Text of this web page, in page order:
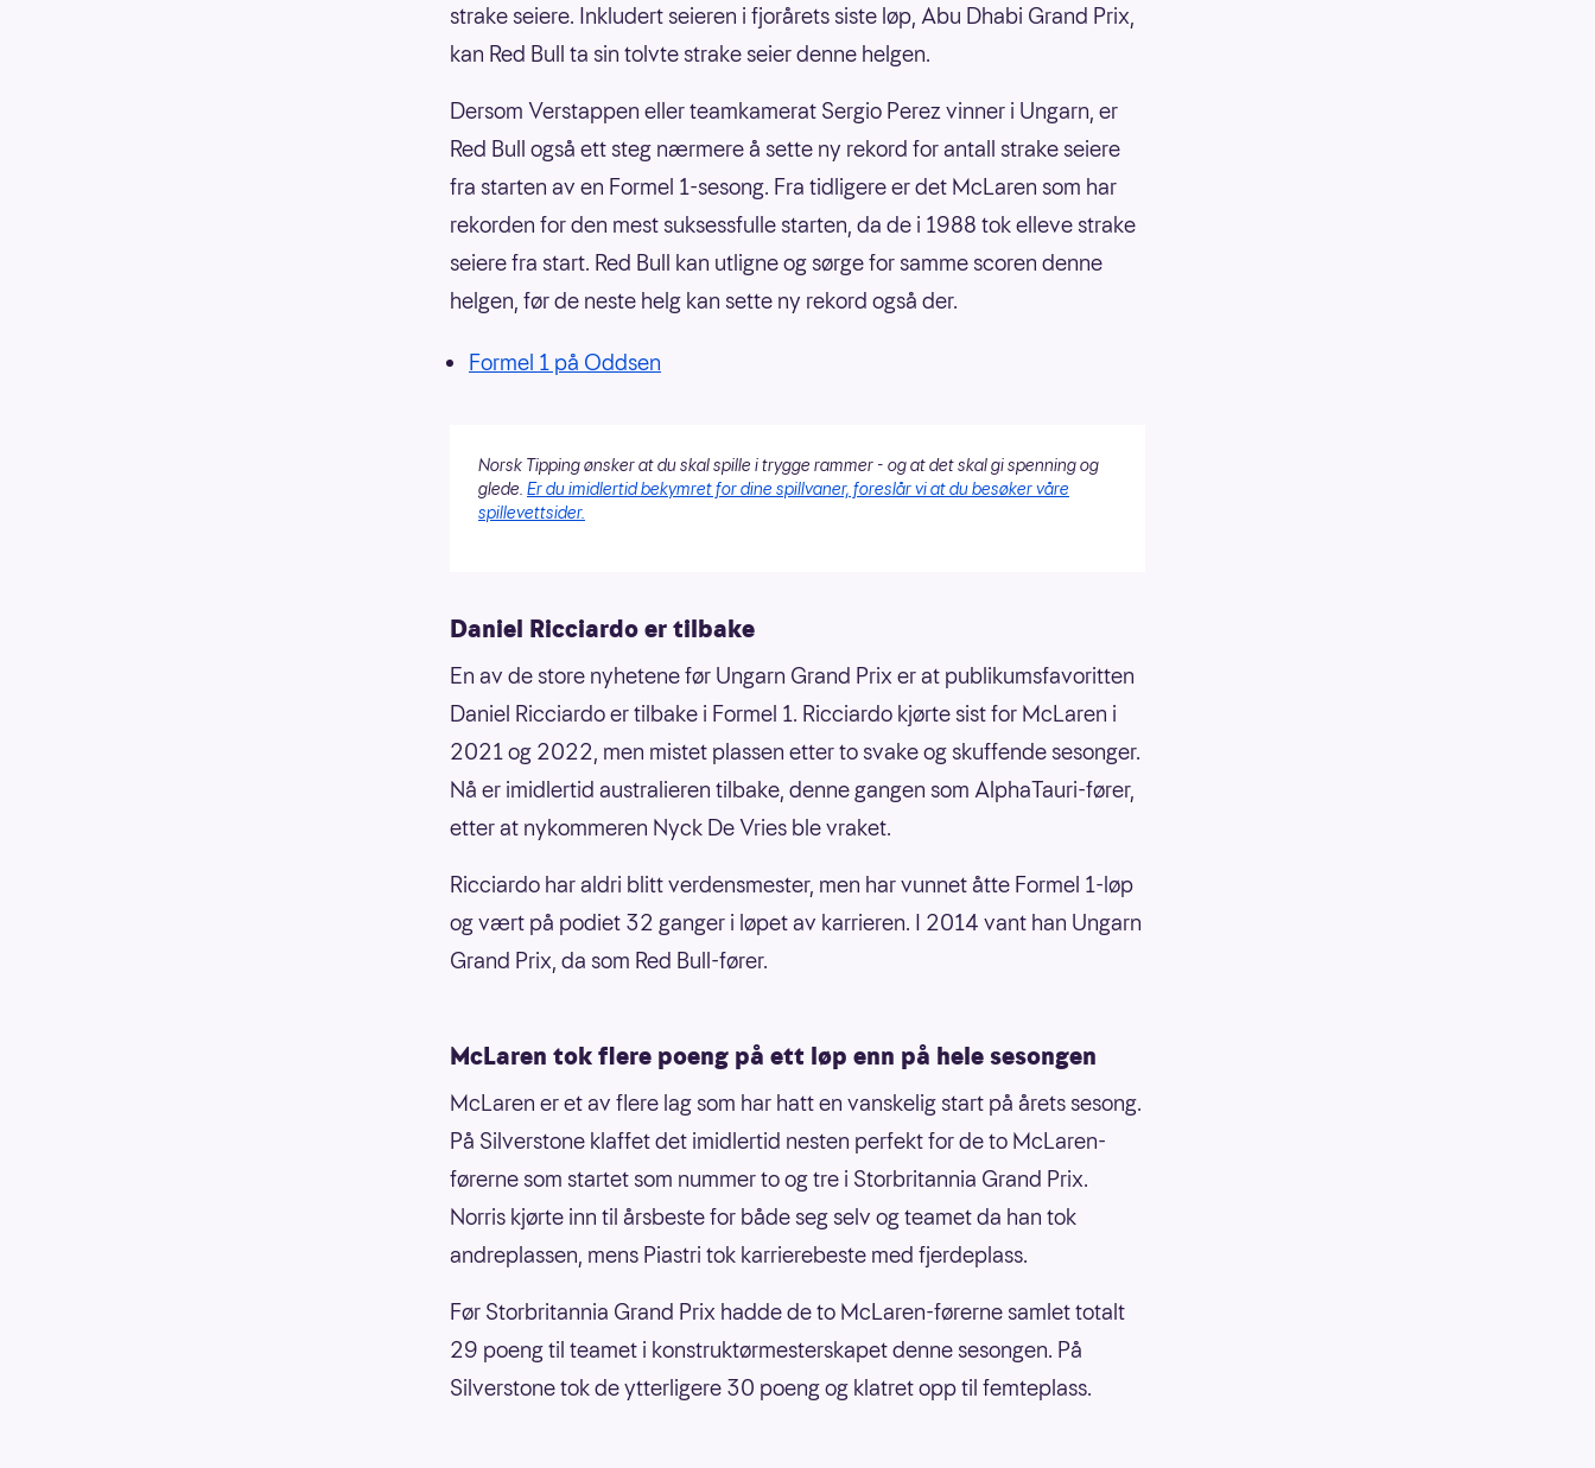
strake seiere. Inkludert seieren i fjorårets siste løp, Abu Dhabi Grand Prix,
kan Red Bull ta sin tolvte strake seier denne helgen.
Dersom Verstappen eller teamkamerat Sergio Perez vinner i Ungarn, er
Red Bull også ett steg nærmere å sette ny rekord for antall strake seiere
fra starten av en Formel 1-sesong. Fra tidligere er det McLaren som har
rekorden for den mest suksessfulle starten, da de i 1988 tok elleve strake
seiere fra start. Red Bull kan utligne og sørge for samme scoren denne
helgen, før de neste helg kan sette ny rekord også der.
Formel 1 på Oddsen
Norsk Tipping ønsker at du skal spille i trygge rammer - og at det skal gi spenning og
glede. Er du imidlertid bekymret for dine spillvaner, foreslår vi at du besøker våre
spillevettsider.
Daniel Ricciardo er tilbake
En av de store nyhetene før Ungarn Grand Prix er at publikumsfavoritten
Daniel Ricciardo er tilbake i Formel 1. Ricciardo kjørte sist for McLaren i
2021 og 2022, men mistet plassen etter to svake og skuffende sesonger.
Nå er imidlertid australieren tilbake, denne gangen som AlphaTauri-fører,
etter at nykommeren Nyck De Vries ble vraket.
Ricciardo har aldri blitt verdensmester, men har vunnet åtte Formel 1-løp
og vært på podiet 32 ganger i løpet av karrieren. I 2014 vant han Ungarn
Grand Prix, da som Red Bull-fører.
McLaren tok flere poeng på ett løp enn på hele sesongen
McLaren er et av flere lag som har hatt en vanskelig start på årets sesong.
På Silverstone klaffet det imidlertid nesten perfekt for de to McLaren-
førerne som startet som nummer to og tre i Storbritannia Grand Prix.
Norris kjørte inn til årsbeste for både seg selv og teamet da han tok
andreplassen, mens Piastri tok karrierebeste med fjerdeplass.
Før Storbritannia Grand Prix hadde de to McLaren-førerne samlet totalt
29 poeng til teamet i konstruktørmesterskapet denne sesongen. På
Silverstone tok de ytterligere 30 poeng og klatret opp til femteplass.